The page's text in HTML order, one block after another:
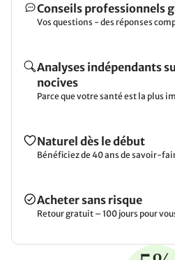
Conseils professionnels
Vos questions - des réponses
Analyses indépendants
nocives
Parce que votre santé est la plus
Naturel dès le début
Bénéficiez de 40 ans de savoir-
Acheter sans risque
Retour gratuit – 100 jours pour